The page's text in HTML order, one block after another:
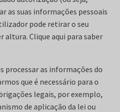
as suas informações pessoais
pode retirar o seu
Clique aqui para saber
processar as informações do
que é necessário para o
legais, por exemplo,
de aplicação da lei ou